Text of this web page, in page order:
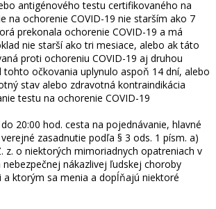
antigénového testu certifikovaného na
na ochorenie COVID-19 nie starším ako 7
prekonala ochorenie COVID-19 a má
nie starší ako tri mesiace, alebo ak táto
proti ochoreniu COVID-19 aj druhou
tohto očkovania uplynulo aspoň 14 dní, alebo
stav alebo zdravotná kontraindikácia
testu na ochorenie COVID-19
20:00 hod. cesta na pojednávanie, hlavné
zasadnutie podľa § 3 ods. 1 písm. a)
z. o niektorých mimoriadnych opatreniach v
nákazlivej ľudskej choroby
a ktorým sa menia a dopĺňajú niektoré